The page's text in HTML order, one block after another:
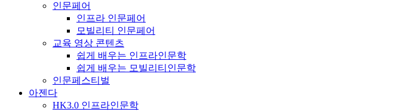
인문페어
인프라 인문페어
모빌리티 인문페어
교육 영상 콘텐츠
쉽게 배우는 인프라인문학
쉽게 배우는 모빌리티인문학
인문페스티벌
아젠다
HK3.0 인프라인문학